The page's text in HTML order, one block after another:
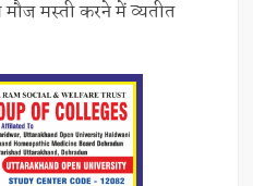
मस्ती करने में व्यतीत